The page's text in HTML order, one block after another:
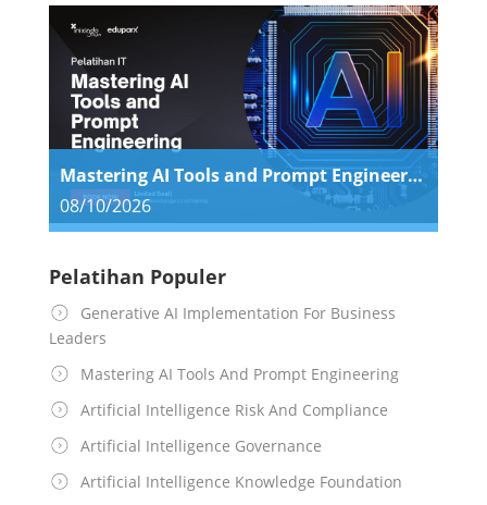
Mastering AI Tools and Prompt Engineering
08/10/2026
Pelatihan Populer
Generative AI Implementation For Business
Leaders
Mastering AI Tools And Prompt Engineering
Artificial Intelligence Risk And Compliance
Artificial Intelligence Governance
Artificial Intelligence Knowledge Foundation